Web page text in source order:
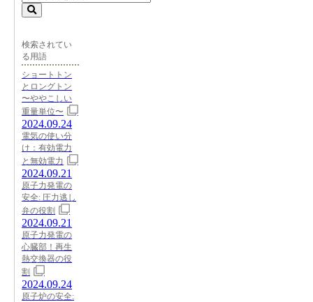
検索されてい
る用語
ショートトン
とロングトン
〜ややこしい
重量単位〜
2024.09.24
電気の使い分
け：有効電力
と無効電力
2024.09.21
原子力発電の
安全: 圧力逃し
弁の役割
2024.09.21
原子力発電の
心臓部！再生
熱交換器の役
割
2024.09.24
原子炉の安全: